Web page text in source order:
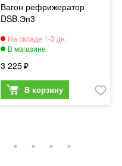
Вагон рефрижератор
DSB.Эп3
3 225